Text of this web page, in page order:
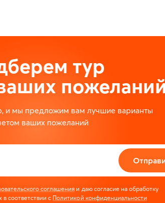
тур
пожеланий
и мы предложим вам лучшие варианты
ваших пожеланий
соглашения и даю согласие на обработку
соответствии с Политикой конфиденциальности